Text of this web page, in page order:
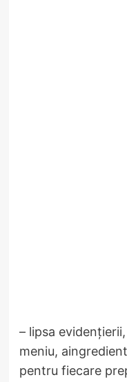
– lipsa
meniu,
pentru fiecare